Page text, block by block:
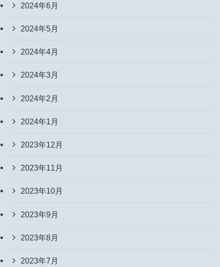
2024年6月
2024年5月
2024年4月
2024年3月
2024年2月
2024年1月
2023年12月
2023年11月
2023年10月
2023年9月
2023年8月
2023年7月